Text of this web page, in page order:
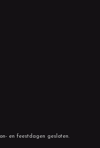
en feestdagen gesloten.